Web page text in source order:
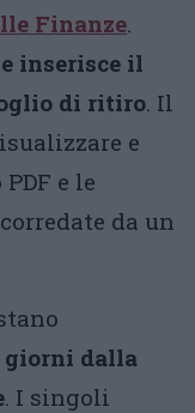
Finanze.
inserisce il
di ritiro. Il
e
e le
da un
giorni dalla
. I singoli